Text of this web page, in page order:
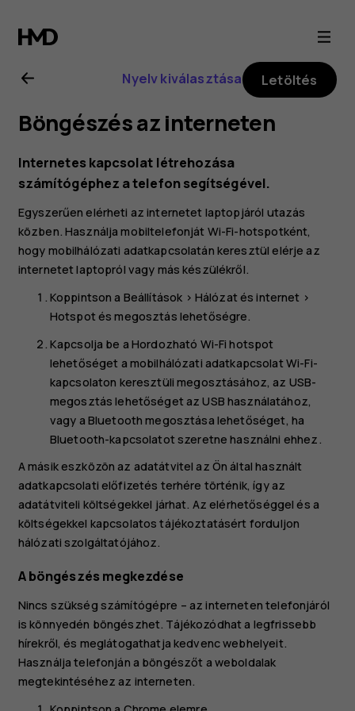
Nokia
2.1
felhasználói
kézikönyv
Nyelv kiválasztása Letöltés
Böngészés az interneten
Internetes kapcsolat létrehozása
számítógéphez a telefon segítségével.
Egyszerűen elérheti az internetet laptopjáról utazás
közben. Használja mobiltelefonját Wi-Fi-hotspotként,
hogy mobilhálózati adatkapcsolatán keresztül elérje az
internetet laptopról vagy más készülékről.
Koppintson a Beállítások > Hálózat és internet >
Hotspot és megosztás lehetőségre.
Kapcsolja be aHordozható Wi-Fi hotspot
lehetőséget a mobilhálózati adatkapcsolat Wi-Fi-
kapcsolaton keresztüli megosztásához, az USB-
megosztás lehetőséget az USB használatához,
vagy a Bluetooth megosztása lehetőséget, ha
Bluetooth-kapcsolatot szeretne használni ehhez.
A másik eszközön az adatátvitel az Ön által használt
adatkapcsolati előfizetés terhére történik, így az
adatátviteli költségekkel járhat. Az elérhetőséggel és a
költségekkel kapcsolatos tájékoztatásért forduljon
hálózati szolgáltatójához.
A böngészés megkezdése
Nincs szükség számítógépre – az interneten telefonjáról
is könnyedén böngészhet. Tájékozódhat a legfrissebb
hírekről, és meglátogathatja kedvenc webhelyeit.
Használja telefonján a böngészőt a weboldalak
megtekintéséhez az interneten.